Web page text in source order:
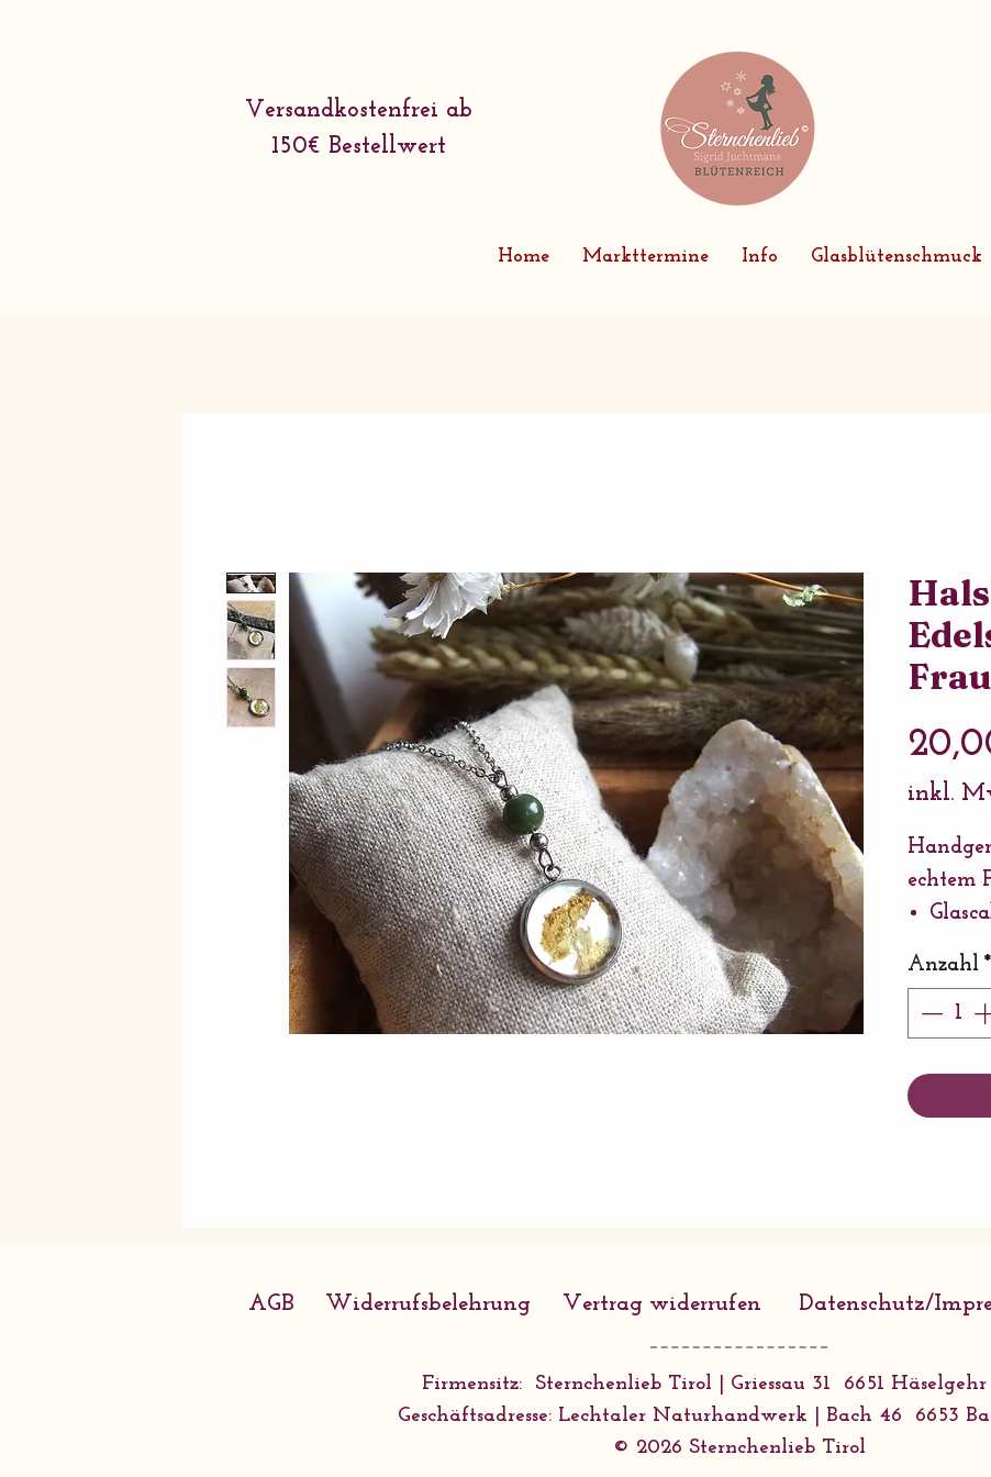
Home Markttermine Info Glasblütenschmuck
Versandkostenfrei ab
150€ Bestellwert
inkl.
echtem
Perle:
Incl.
es
Anzahl *
AGB Widerrufsbelehrung Vertrag widerrufen Datenschutz/
Firmensitz: Sternchenlieb Tirol | Griessau 31 6651
Geschäftsadresse: Lechtaler Naturhandwerk | Bach 46 6653
© 2026 Sternchenlieb Tirol